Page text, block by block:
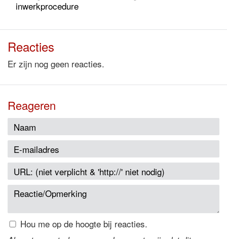
inwerkprocedure
Reacties
Er zijn nog geen reacties.
Reageren
Hou me op de hoogte bij reacties.